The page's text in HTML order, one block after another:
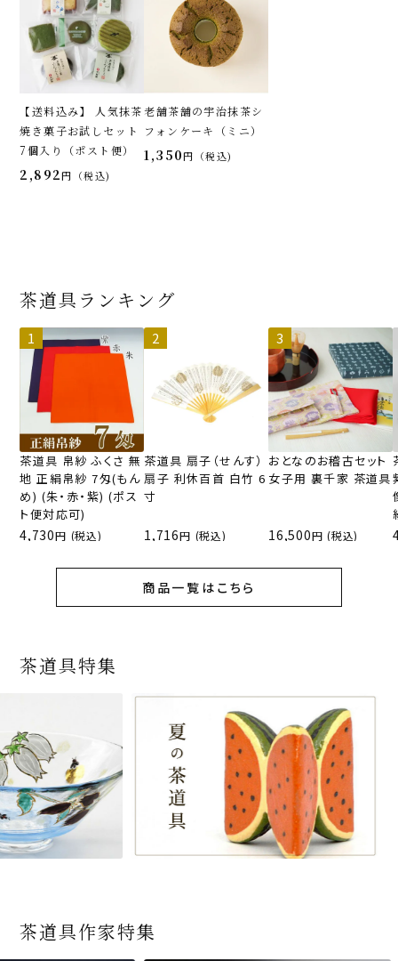
【送料込み】 人気抹茶
焼き菓子お試しセット
7個入り（ポスト便）
2,892 税込
老舗茶舗の宇治抹茶シ
フォンケーキ（ミニ）
1,350 税込
茶道具ランキング
茶道具 帛紗 ふくさ 無
地 正絹帛紗 7匁(もん
め) (朱・赤・紫) (ポス
ト便対応可)
4,730 (税込)
茶道具 扇子（せんす）
扇子 利休百首 白竹 6
寸
1,716 (税込)
おとなのお稽古セット
女子用 裏千家 茶道具
16,500 (税込)
商品一覧はこちら
茶道具特集
茶道具作家特集